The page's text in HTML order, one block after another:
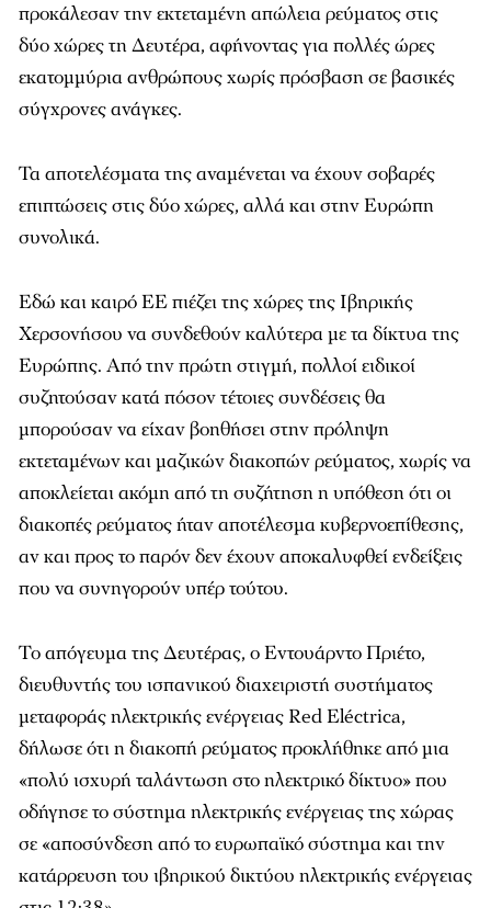
προκάλεσαν την εκτεταμένη απώλεια ρεύματος στις
δύο χώρες τη Δευτέρα, αφήνοντας για πολλές ώρες
εκατομμύρια ανθρώπους χωρίς πρόσβαση σε βασικές
σύγχρονες ανάγκες.
Τα αποτελέσματα της αναμένεται να έχουν σοβαρές
επιπτώσεις στις δύο χώρες, αλλά και στην Ευρώπη
συνολικά.
Εδώ και καιρό ΕΕ πιέζει της χώρες της Ιβηρικής
Χερσονήσου να συνδεθούν καλύτερα με τα δίκτυα της
Ευρώπης. Από την πρώτη στιγμή, πολλοί ειδικοί
συζητούσαν κατά πόσον τέτοιες συνδέσεις θα
μπορούσαν να είχαν βοηθήσει στην πρόληψη
εκτεταμένων και μαζικών διακοπών ρεύματος, χωρίς να
αποκλείεται ακόμη από τη συζήτηση η υπόθεση ότι οι
διακοπές ρεύματος ήταν αποτέλεσμα κυβερνοεπίθεσης,
αν και προς το παρόν δεν έχουν αποκαλυφθεί ενδείξεις
που να συνηγορούν υπέρ τούτου.
Το απόγευμα της Δευτέρας, ο Εντουάρντο Πριέτο,
διευθυντής του ισπανικού διαχειριστή συστήματος
μεταφοράς ηλεκτρικής ενέργειας Red Eléctrica,
δήλωσε ότι η διακοπή ρεύματος προκλήθηκε από μια
«πολύ ισχυρή ταλάντωση στο ηλεκτρικό δίκτυο» που
οδήγησε το σύστημα ηλεκτρικής ενέργειας της χώρας
σε «αποσύνδεση από το ευρωπαϊκό σύστημα και την
κατάρρευση του ιβηρικού δικτύου ηλεκτρικής ενέργειας